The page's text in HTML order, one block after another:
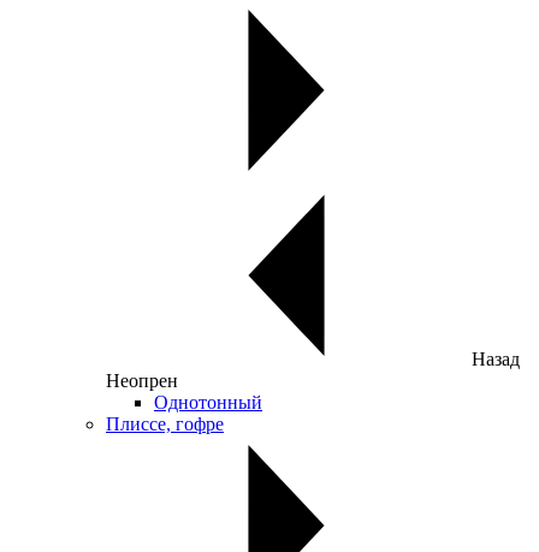
Назад
Неопрен
Однотонный
Плиссе, гофре